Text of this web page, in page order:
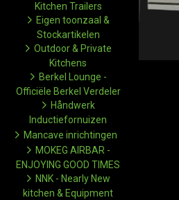
Kitchen Trailers
Eigen toonzaal &
Stockartikelen
Outdoor & Private
Kitchens
Berkel Lounge -
Officiële Berkel Verdeler
Håndwerk
Inductiefornuizen
Mancave inrichtingen
MOKEG AIRBAR -
ENJOYING GOOD TIMES
NNK - Nearly New
kitchen & Equipment